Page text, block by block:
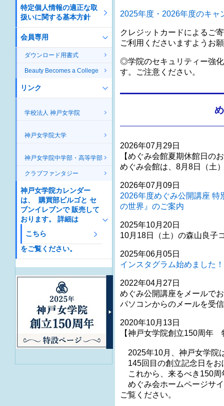
2025年度・2026年度のキャ
クレジットカードによるご
ご利用くださいますようお
◎学院のセキュリティー強
す。ご注意ください。
2026年07月29日
【めぐみ会館夏期休館日の
めぐみ会館は、8月8日（土
2026年07月09日
2026年度めぐみ公開講座 特
の世界』のご案内
2025年10月20日
10月18日（土）の森山良子
2025年06月05日
インスタグラム始めました
2022年04月27日
めぐみ公開講座をメールで
パソコンからのメールを受
2020年10月13日
【神戸女学院創立150周年
2025年10月、神戸女学院
145回目の創立記念日をお
これから、来るべき150周
めぐみ会ホームページサ
ご覧ください。
特定個人情報の適正な取
扱いに関する基本方針
会員専用
ダウンロード用書式
Beauty Becomes a College
リンク
学校法人 神戸女学院
神戸女学院大学
神戸女学院中学部・高等学部
クラブファンタジー
神戸女学院カレンダー
は、 購買部ビルゴと セ
ブンイレブンで 販売して
おります。 詳細は
こちら
をご覧ください。